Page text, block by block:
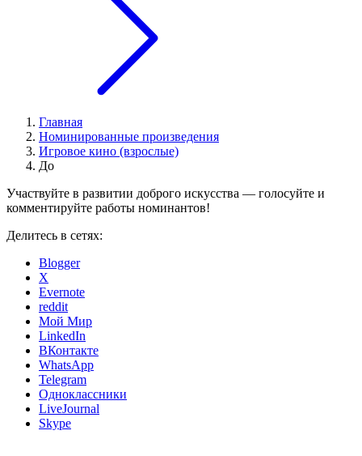
Главная
Номинированные произведения
Игровое кино (взрослые)
До
Участвуйте в развитии доброго искусства — голосуйте и
комментируйте работы номинантов!
Делитесь в сетях:
Blogger
X
Evernote
reddit
Мой Мир
LinkedIn
ВКонтакте
WhatsApp
Telegram
Одноклассники
LiveJournal
Skype